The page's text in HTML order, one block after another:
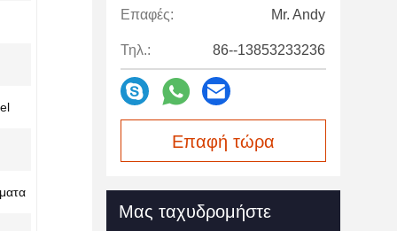
Επαφές: Mr. Andy
Τηλ.: 86--13853233236
Επαφή τώρα
Μας ταχυδρομήστε